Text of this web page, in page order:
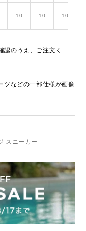
10 10 10
のうえ、ご注文く
ツなどの一部仕様が画像
スニーカー